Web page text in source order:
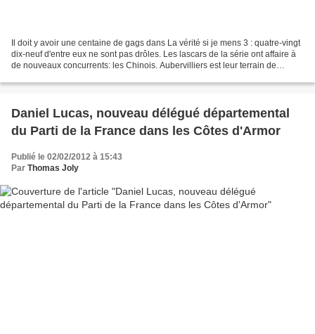
Il doit y avoir une centaine de gags dans La vérité si je mens 3 : quatre-vingt
dix-neuf d'entre eux ne sont pas drôles. Les lascars de la série ont affaire à
de nouveaux concurrents: les Chinois. Aubervilliers est leur terrain de
Daniel Lucas, nouveau délégué départemental
du Parti de la France dans les Côtes d'Armor
Publié le 02/02/2012 à 15:43
Par Thomas Joly